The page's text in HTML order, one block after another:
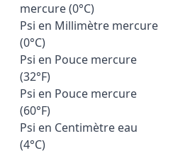
mercure (0°C)
Psi en Millimètre mercure
(0°C)
Psi en Pouce mercure
(32°F)
Psi en Pouce mercure
(60°F)
Psi en Centimètre eau
(4°C)